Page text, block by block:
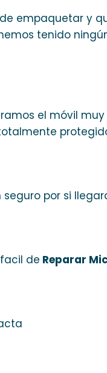
empaquetar y
tenido
el móvil
por si
de Reparar